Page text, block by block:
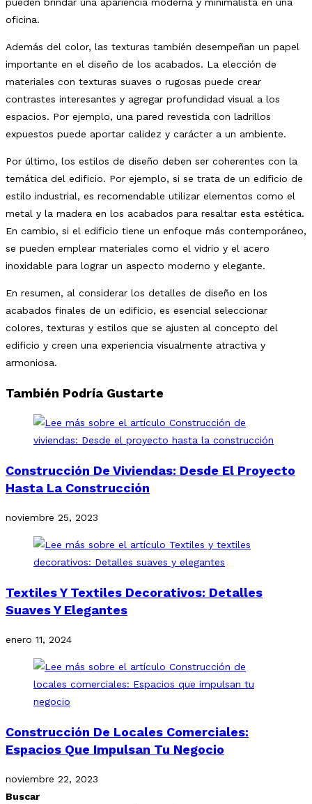
oficina.
Además del color, las texturas también desempeñan un papel
importante en el diseño de los acabados. La elección de
materiales con texturas suaves o rugosas puede crear
contrastes interesantes y agregar profundidad visual a los
espacios. Por ejemplo, una pared revestida con ladrillos
expuestos puede aportar calidez y carácter a un ambiente.
Por último, los estilos de diseño deben ser coherentes con la
temática del edificio. Por ejemplo, si se trata de un edificio de
estilo industrial, es recomendable utilizar elementos como el
metal y la madera en los acabados para resaltar esta estética.
En cambio, si el edificio tiene un enfoque más contemporáneo,
se pueden emplear materiales como el vidrio y el acero
inoxidable para lograr un aspecto moderno y elegante.
En resumen, al considerar los detalles de diseño en los
acabados finales de un edificio, es esencial seleccionar
colores, texturas y estilos que se ajusten al concepto del
edificio y creen una experiencia visualmente atractiva y
armoniosa.
También Podría Gustarte
Construcción De Viviendas: Desde El Proyecto
Hasta La Construcción
noviembre 25, 2023
Textiles Y Textiles Decorativos: Detalles
Suaves Y Elegantes
enero 11, 2024
Construcción De Locales Comerciales:
Espacios Que Impulsan Tu Negocio
noviembre 22, 2023
Buscar